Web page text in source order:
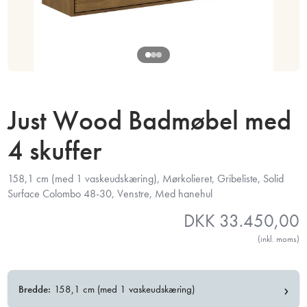
Just Wood Badmøbel med
4 skuffer
158,1 cm (med 1 vaskeudskæring), Mørkolieret, Gribeliste, Solid
Surface Colombo 48-30, Venstre, Med hanehul
DKK 33.450,00
(inkl. moms)
Bredde: 158,1 cm (med 1 vaskeudskæring) ›